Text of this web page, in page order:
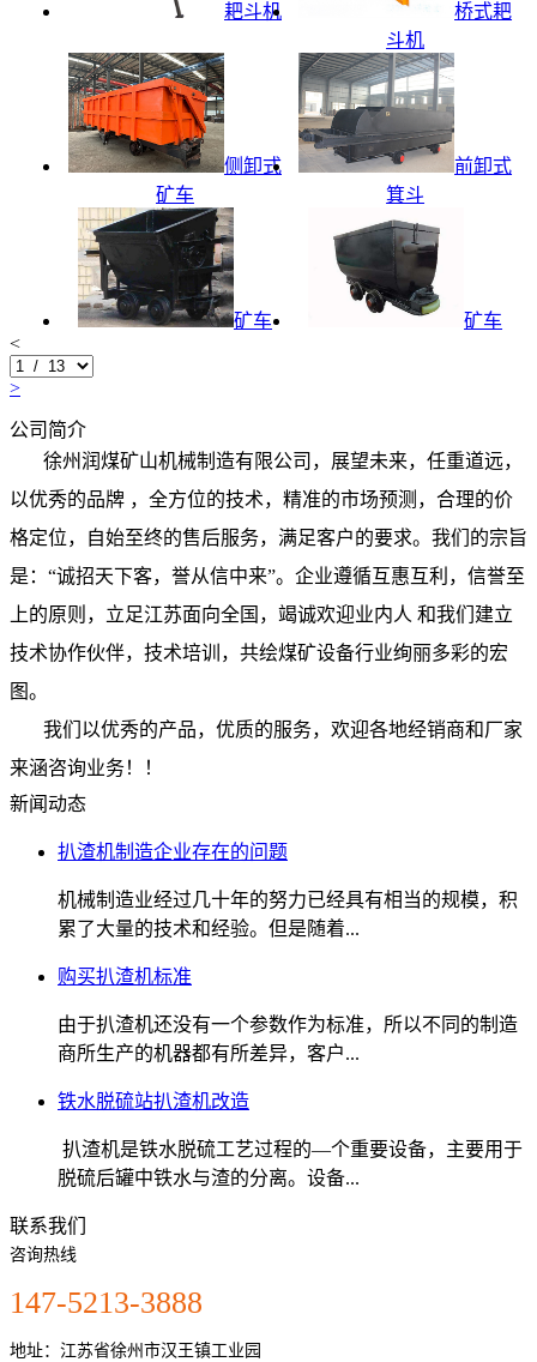
耙斗机
桥式耙
斗机
侧卸式
矿车
前卸式
箕斗
矿车 矿车
<
>
公司简介
徐州润煤矿山机械制造有限公司，展望未来，任重道远，
以优秀的品牌 ，全方位的技术，精准的市场预测，合理的价
格定位，自始至终的售后服务，满足客户的要求。我们的宗旨
是：“诚招天下客，誉从信中来”。企业遵循互惠互利，信誉至
上的原则，立足江苏面向全国，竭诚欢迎业内人 和我们建立
技术协作伙伴，技术培训，共绘煤矿设备行业绚丽多彩的宏
图。
我们以优秀的产品，优质的服务，欢迎各地经销商和厂家
来涵咨询业务！！
新闻动态
扒渣机制造企业存在的问题
机械制造业经过几十年的努力已经具有相当的规模，积
累了大量的技术和经验。但是随着...
购买扒渣机标准
由于扒渣机还没有一个参数作为标准，所以不同的制造
商所生产的机器都有所差异，客户...
铁水脱硫站扒渣机改造
扒渣机是铁水脱硫工艺过程的—个重要设备，主要用于
脱硫后罐中铁水与渣的分离。设备...
联系我们
咨询热线
147-5213-3888
地址：江苏省徐州市汉王镇工业园